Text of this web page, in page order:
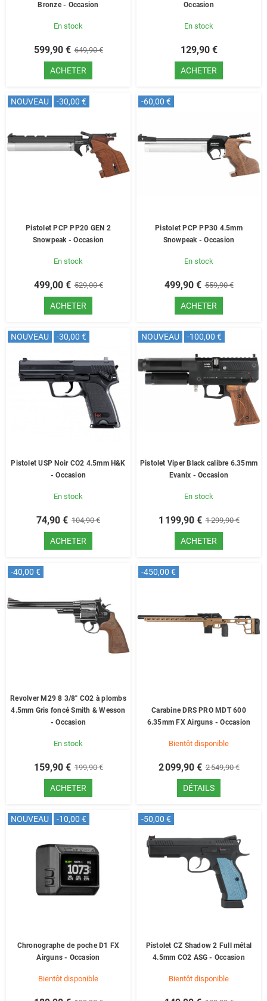
Bronze - Occasion
En stock
599,90 € 649,90 €
ACHETER
Occasion
En stock
129,90 €
ACHETER
-30,00 €
NOUVEAU
Pistolet PCP PP20 GEN 2
Snowpeak - Occasion
En stock
499,00 € 529,00 €
ACHETER
-60,00 €
Pistolet PCP PP30 4.5mm
Snowpeak - Occasion
En stock
499,90 € 559,90 €
ACHETER
-30,00 €
NOUVEAU
Pistolet USP Noir CO2 4.5mm H&K
- Occasion
En stock
74,90 € 104,90 €
ACHETER
-100,00 €
NOUVEAU
Pistolet Viper Black calibre 6.35mm
Evanix - Occasion
En stock
1 199,90 € 1 299,90 €
ACHETER
-40,00 €
Revolver M29 8 3/8" CO2 à plombs
4.5mm Gris foncé Smith & Wesson
- Occasion
En stock
159,90 € 199,90 €
ACHETER
-450,00 €
Carabine DRS PRO MDT 600
6.35mm FX Airguns - Occasion
Bientôt disponible
2 099,90 € 2 549,90 €
DÉTAILS
-10,00 €
NOUVEAU
Chronographe de poche D1 FX
Airguns - Occasion
Bientôt disponible
-50,00 €
Pistolet CZ Shadow 2 Full métal
4.5mm CO2 ASG - Occasion
Bientôt disponible